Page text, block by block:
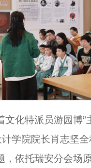
化特派员游园博”
学院院长肖志坚
，依托瑞安分会场